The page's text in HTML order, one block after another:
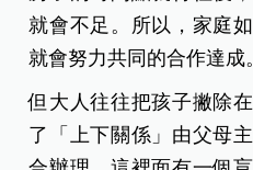
就會不足。所以，家庭
就會努力共同的合作達成
但大人往往把孩子撇除
了「上下關係」由父母